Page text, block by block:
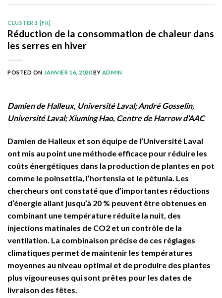
CLUSTER 1 [FR]
Réduction de la consommation de chaleur dans
les serres en hiver
POSTED ON JANVIER 16, 2020BY ADMIN
Damien de Halleux, Université Laval; André Gosselin,
Université Laval; Xiuming Hao, Centre de Harrow d’AAC
Damien de Halleux et son équipe de l’Université Laval
ont mis au point une méthode efficace pour réduire les
coûts énergétiques dans la production de plantes en pot
comme le poinsettia, l’hortensia et le pétunia. Les
chercheurs ont constaté que d’importantes réductions
d’énergie allant jusqu’à 20 % peuvent être obtenues en
combinant une température réduite la nuit, des
injections matinales de CO2 et un contrôle de la
ventilation. La combinaison précise de ces réglages
climatiques permet de maintenir les températures
moyennes au niveau optimal et de produire des plantes
plus vigoureuses qui sont prêtes pour les dates de
livraison des fêtes.